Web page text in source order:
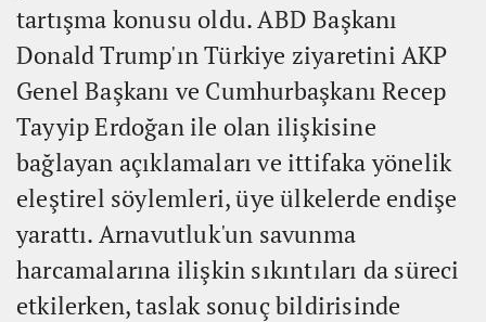
tartışma konusu oldu. ABD Başkanı
Donald Trump'ın Türkiye ziyaretini AKP
Genel Başkanı ve Cumhurbaşkanı Recep
Tayyip Erdoğan ile olan ilişkisine
bağlayan açıklamaları ve ittifaka yönelik
eleştirel söylemleri, üye ülkelerde endişe
yarattı. Arnavutluk'un savunma
harcamalarına ilişkin sıkıntıları da süreci
etkilerken, taslak sonuç bildirisinde